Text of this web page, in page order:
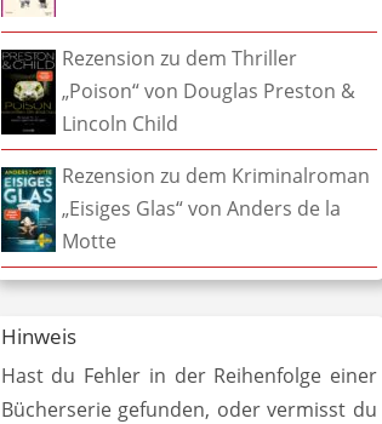
Rezension zu dem Thriller
„Poison“ von Douglas Preston &
Lincoln Child
Rezension zu dem Kriminalroman
„Eisiges Glas“ von Anders de la
Motte
Hinweis
Hast du Fehler in der Reihenfolge einer
Bücherserie gefunden, oder vermisst du